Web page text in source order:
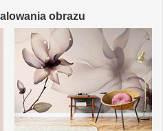
obrazu